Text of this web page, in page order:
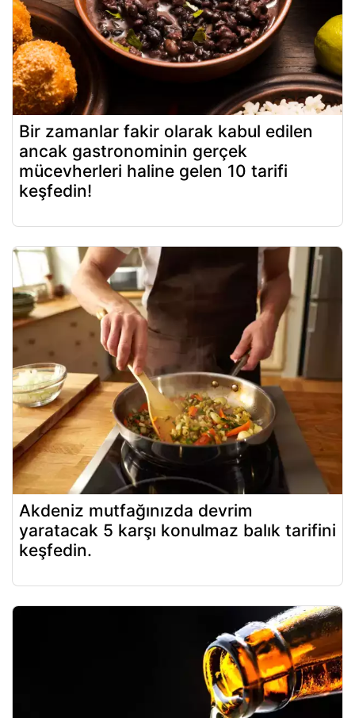
Bir zamanlar fakir olarak kabul edilen
ancak gastronominin gerçek
mücevherleri haline gelen 10 tarifi
keşfedin!
Akdeniz mutfağınızda devrim
yaratacak 5 karşı konulmaz balık tarifini
keşfedin.